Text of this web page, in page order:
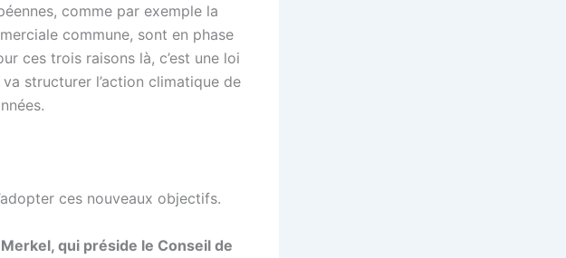
comme par exemple la
commune, sont en phase
ces trois raisons là, c’est une loi
structurer l’action climatique de
ces nouveaux objectifs.
qui préside le Conseil de